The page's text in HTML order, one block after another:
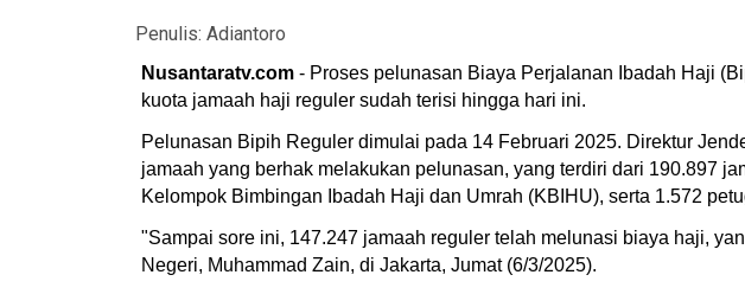
Penulis: Adiantoro
Nusantaratv.com - Proses pelunasan Biaya Perjalanan Ibadah Haji
kuota jamaah haji reguler sudah terisi hingga hari ini.
Pelunasan Bipih Reguler dimulai pada 14 Februari 2025. Direktur
jamaah yang berhak melakukan pelunasan, yang terdiri dari 190.897
Kelompok Bimbingan Ibadah Haji dan Umrah (KBIHU), serta 1.572
"Sampai sore ini, 147.247 jamaah reguler telah melunasi biaya haji,
Negeri, Muhammad Zain, di Jakarta, Jumat (6/3/2025).